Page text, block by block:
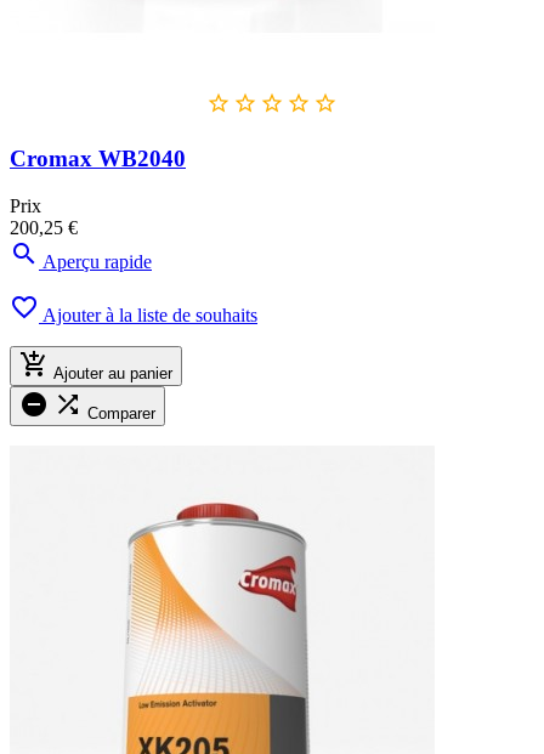
    
Cromax WB2040
Prix
200,25 €
 Aperçu rapide
 Ajouter à la liste de souhaits
 Ajouter au panier
  Comparer